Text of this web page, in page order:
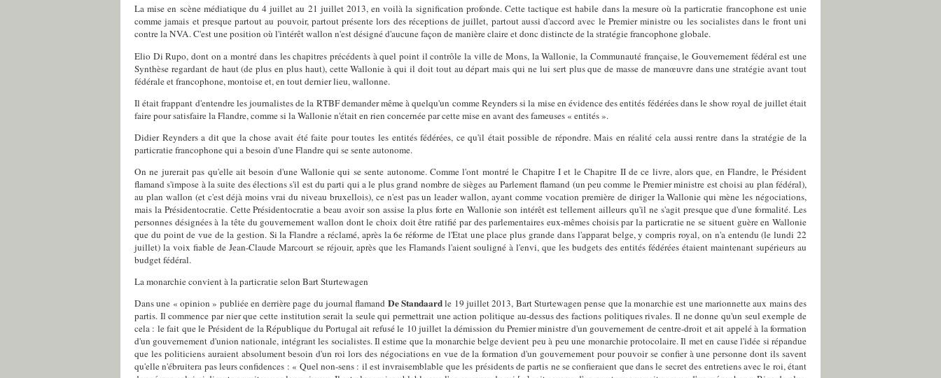
La mise en scène médiatique du 4 juillet au 21 juillet 2013, en voilà la signification profonde. Cette tactique est habile dans la mesure où la particratie francophone est unie
comme jamais et presque partout au pouvoir, partout présente lors des réceptions de juillet, partout aussi d'accord avec le Premier ministre ou les socialistes dans le front uni
contre la NVA. C'est une position où l'intérêt wallon n'est désigné d'aucune façon de manière claire et donc distincte de la stratégie francophone globale.
Elio Di Rupo, dont on a montré dans les chapitres précédents à quel point il contrôle la ville de Mons, la Wallonie, la Communauté française, le Gouvernement fédéral est une
Synthèse regardant de haut (de plus en plus haut), cette Wallonie à qui il doit tout au départ mais qui ne lui sert plus que de masse de manœuvre dans une stratégie avant tout
fédérale et francophone, montoise et, en tout dernier lieu, wallonne.
Il était frappant d'entendre les journalistes de la RTBF demander même à quelqu'un comme Reynders si la mise en évidence des entités fédérées dans le show royal de juillet était
faire pour satisfaire la Flandre, comme si la Wallonie n'était en rien concernée par cette mise en avant des fameuses « entités ».
Didier Reynders a dit que la chose avait été faite pour toutes les entités fédérées, ce qu'il était possible de répondre. Mais en réalité cela aussi rentre dans la stratégie de la
particratie francophone qui a besoin d'une Flandre qui se sente autonome.
On ne jurerait pas qu'elle ait besoin d'une Wallonie qui se sente autonome. Comme l'ont montré le Chapitre I et le Chapitre II de ce livre, alors que, en Flandre, le Président
flamand s'impose à la suite des élections s'il est du parti qui a le plus grand nombre de sièges au Parlement flamand (un peu comme le Premier ministre est choisi au plan fédéral),
au plan wallon (et c'est déjà moins vrai du niveau bruxellois), ce n'est pas un leader wallon, ayant comme vocation première de diriger la Wallonie qui mène les négociations,
mais la Présidentocratie. Cette Présidentocratie a beau avoir son assise la plus forte en Wallonie son intérêt est tellement ailleurs qu'il ne s'agit presque que d'une formalité. Les
personnes désignées à la tête du gouvernement wallon dont le choix doit être ratifié par des parlementaires eux-mêmes choisis par la particratie ne se situent guère en Wallonie
que du point de vue de la gestion. Si la Flandre a réclamé, après la 6e réforme de l'Etat une place plus grande dans l'apparat belge, y compris royal, on n'a entendu (le lundi 22
juillet) la voix fiable de Jean-Claude Marcourt se réjouir, après que les Flamands l'aient souligné à l'envi, que les budgets des entités fédérées étaient maintenant supérieurs au
budget fédéral.
La monarchie convient à la particratie selon Bart Sturtewagen
Dans une « opinion » publiée en derrière page du journal flamand De Standaardle 19 juillet 2013, Bart Sturtewagen pense que la monarchie est une marionnette aux mains des
partis. Il commence par nier que cette institution serait la seule qui permettrait une action politique au-dessus des factions politiques rivales. Il ne donne qu'un seul exemple de
cela : le fait que le Président de la République du Portugal ait refusé le 10 juillet la démission du Premier ministre d'un gouvernement de centre-droit et ait appelé à la formation
d'un gouvernement d'union nationale, intégrant les socialistes. Il estime que la monarchie belge devient peu à peu une monarchie protocolaire. Il met en cause l'idée si répandue
que les politiciens auraient absolument besoin d'un roi lors des négociations en vue de la formation d'un gouvernement pour pouvoir se confier à une personne dont ils savent
qu'elle n'ébruitera pas leurs confidences : « Quel non-sens : il est invraisemblable que les présidents de partis ne se confieraient que dans le secret des entretiens avec le roi, étant